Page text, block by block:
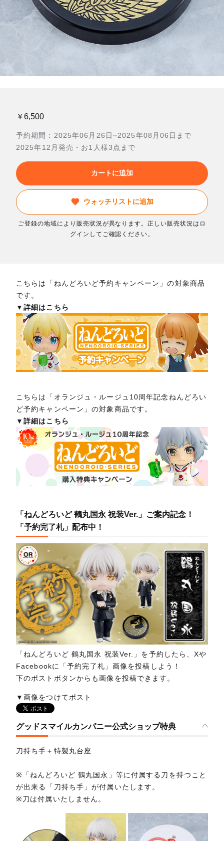
￥6,500
予約期間：2025年06月26日~2025年08月06日まで
2025年12月発売・お1人様3点まで
カートに追加
ウォッチリストに追加
ご登録の地域により販売状況が異なります。正しい販売状況はロ
グインしてご確認ください。
こちらは「ねんどろいど予約キャンペーン」の対象商品
です。
▼詳細はこちら
こちらは「オランジュ・ルージュ10周年記念ねんどろい
ど予約キャンペーン」の対象商品です。
▼詳細はこちら
「ねんどろいど 鶴丸国永 祝装Ver.」ご案内記念！
「予約完了札」配布中！
「ねんどろいど 鶴丸国永 祝装Ver.」を予約したら、Xや
Facebookに「予約完了札」画像を投稿しよう！
下のポストボタンからも画像を投稿できます。
▼画像をつけてポスト
グッドスマイルカンパニー公式ショップ特典
刀持ち手＋特製丸台座
※「ねんどろいど 鶴丸国永」等に付属する刀を持つこと
が出来る「刀持ち手」が付属いたします。
※刀は付属いたしません。